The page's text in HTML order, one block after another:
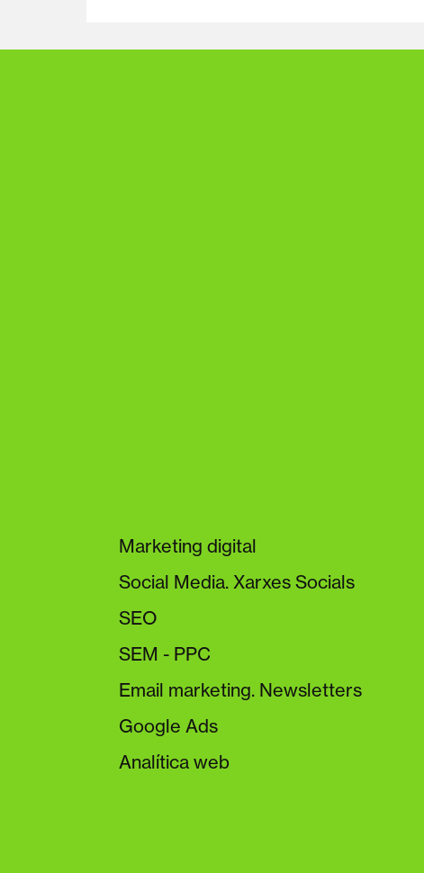
Marketing digital
Social Media. Xarxes Socials
SEO
SEM - PPC
Email marketing. Newsletters
Google Ads
Analítica web